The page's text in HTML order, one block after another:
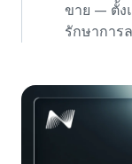
ขาย — ตั้ง
รักษาการ